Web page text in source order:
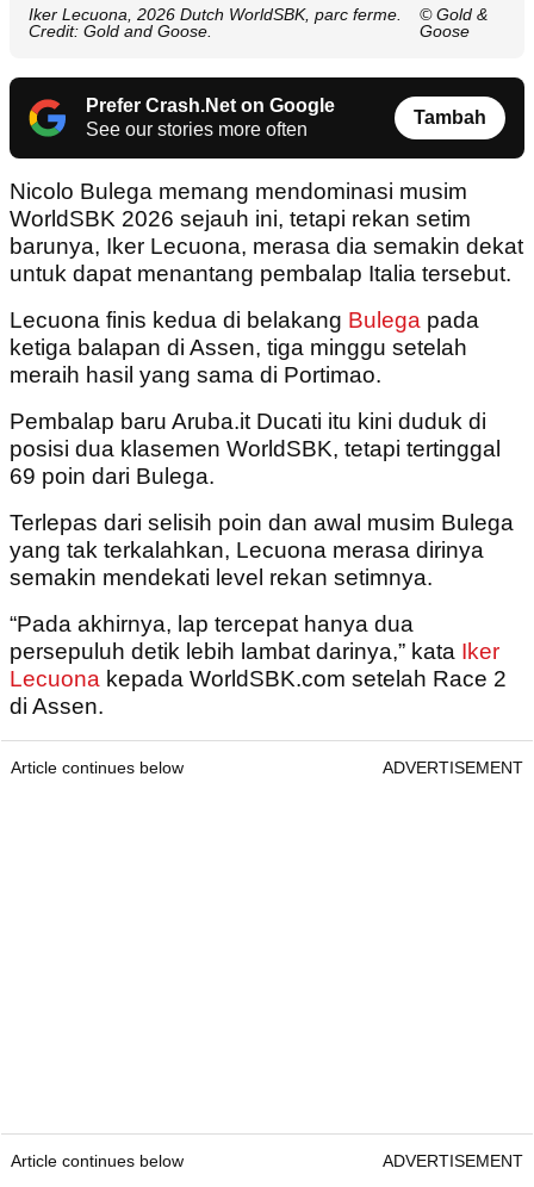
Iker Lecuona, 2026 Dutch WorldSBK, parc ferme.
Credit: Gold and Goose.
© Gold &
Goose
Prefer Crash.Net on Google
See our stories more often
Tambah
Nicolo Bulega memang mendominasi musim
WorldSBK 2026 sejauh ini, tetapi rekan setim
barunya, Iker Lecuona, merasa dia semakin dekat
untuk dapat menantang pembalap Italia tersebut.
Lecuona finis kedua di belakang Bulega pada
ketiga balapan di Assen, tiga minggu setelah
meraih hasil yang sama di Portimao.
Pembalap baru Aruba.it Ducati itu kini duduk di
posisi dua klasemen WorldSBK, tetapi tertinggal
69 poin dari Bulega.
Terlepas dari selisih poin dan awal musim Bulega
yang tak terkalahkan, Lecuona merasa dirinya
semakin mendekati level rekan setimnya.
“Pada akhirnya, lap tercepat hanya dua
persepuluh detik lebih lambat darinya,” kata Iker
Lecuona kepada WorldSBK.com setelah Race 2
di Assen.
Article continues below ADVERTISEMENT
Article continues below ADVERTISEMENT